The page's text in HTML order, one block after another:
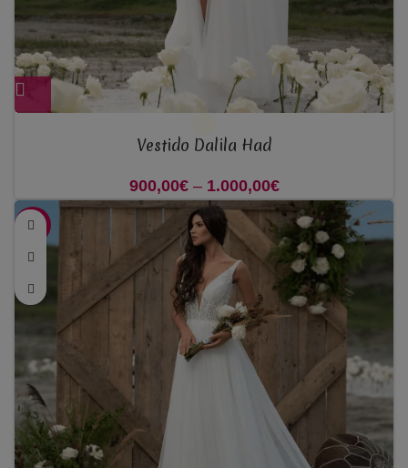
Vestido Dalila Had
900,00€ – 1.000,00€
900,00€ through
1.000,00€
-40%